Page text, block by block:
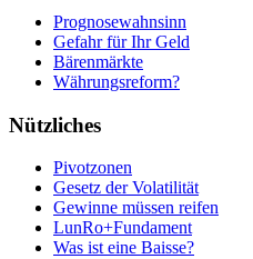
Prognosewahnsinn
Gefahr für Ihr Geld
Bärenmärkte
Währungsreform?
Nützliches
Pivotzonen
Gesetz der Volatilität
Gewinne müssen reifen
LunRo+Fundament
Was ist eine Baisse?